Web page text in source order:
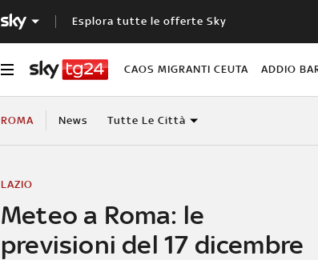
Esplora tutte le offerte Sky
CAOS MIGRANTI CEUTA ADDIO
ROMA News Tutte Le Città
Meteo a Roma: le
previsioni del 17 dicembre
LAZIO